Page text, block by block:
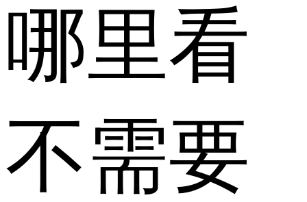
哪里看
不需要